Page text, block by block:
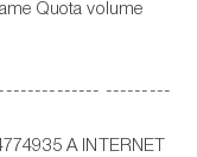
Quota volume
---------
A INTERNET